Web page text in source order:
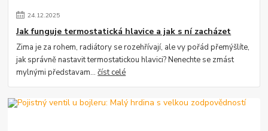
24.12.2025
Jak funguje termostatická hlavice a jak s ní zacházet
Zima je za rohem, radiátory se rozehřívají, ale vy pořád přemýšlíte,
jak správně nastavit termostatickou hlavici? Nenechte se zmást
mylnými představam...číst celé